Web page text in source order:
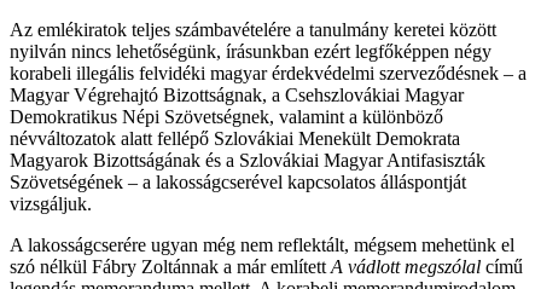
Az emlékiratok teljes számbavételére a tanulmány keretei között
nyilván nincs lehetőségünk, írásunkban ezért legfőképpen négy
korabeli illegális felvidéki magyar érdekvédelmi szerveződésnek – a
Magyar Végrehajtó Bizottságnak, a Csehszlovákiai Magyar
Demokratikus Népi Szövetségnek, valamint a különböző
névváltozatok alatt fellépő Szlovákiai Menekült Demokrata
Magyarok Bizottságának és a Szlovákiai Magyar Antifasiszták
Szövetségének – a lakosságcserével kapcsolatos álláspontját
vizsgáljuk.
A lakosságcserére ugyan még nem reflektált, mégsem mehetünk el
szó nélkül Fábry Zoltánnak a már említett A vádlott megszólal című